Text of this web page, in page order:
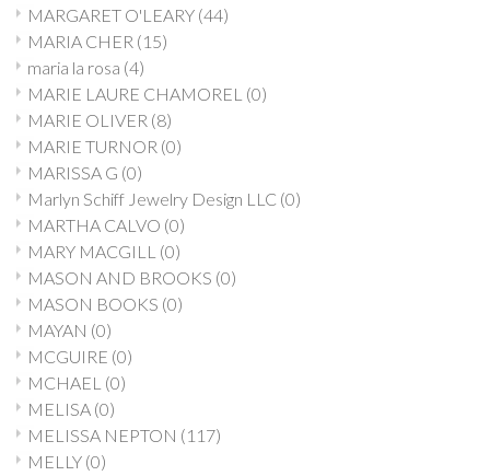
MARGARET O'LEARY (44)
MARIA CHER (15)
maria la rosa (4)
MARIE LAURE CHAMOREL (0)
MARIE OLIVER (8)
MARIE TURNOR (0)
MARISSA G (0)
Marlyn Schiff Jewelry Design LLC (0)
MARTHA CALVO (0)
MARY MACGILL (0)
MASON AND BROOKS (0)
MASON BOOKS (0)
MAYAN (0)
MCGUIRE (0)
MCHAEL (0)
MELISA (0)
MELISSA NEPTON (117)
MELLY (0)